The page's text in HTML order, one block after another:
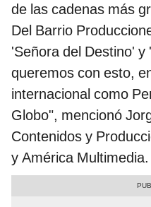
de las cadenas más
Del Barrio
'Señora del Destino'
queremos con esto,
internacional como
Globo", mencionó
Contenidos y
y América Multimedia.